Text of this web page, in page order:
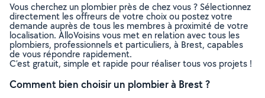
Vous cherchez un plombier près de chez vous ? Sélectionnez
directement les offreurs de votre choix ou postez votre
demande auprès de tous les membres à proximité de votre
localisation. AlloVoisins vous met en relation avec tous les
plombiers, professionnels et particuliers, à Brest, capables
de vous répondre rapidement.
C’est gratuit, simple et rapide pour réaliser tous vos projets !
Comment bien choisir un plombier à Brest ?